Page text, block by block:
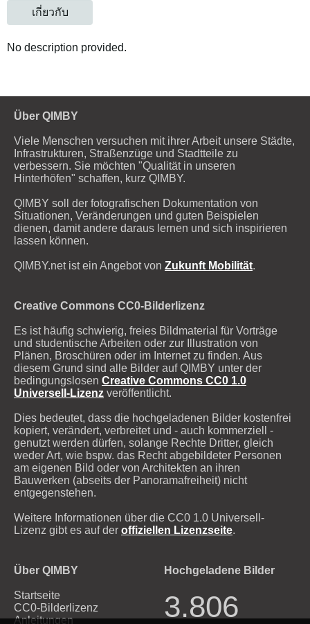
เกี่ยวกับ
No description provided.
Über QIMBY
Viele Menschen versuchen mit ihrer Arbeit unsere Städte,
Infrastrukturen, Straßenzüge und Stadtteile zu
verbessern. Sie möchten "Qualität in unseren
Hinterhöfen" schaffen, kurz QIMBY.
QIMBY soll der fotografischen Dokumentation von
Situationen, Veränderungen und guten Beispielen
dienen, damit andere daraus lernen und sich inspirieren
lassen können.
QIMBY.net ist ein Angebot von Zukunft Mobilität.
Creative Commons CC0-Bilderlizenz
Es ist häufig schwierig, freies Bildmaterial für Vorträge
und studentische Arbeiten oder zur Illustration von
Plänen, Broschüren oder im Internet zu finden. Aus
diesem Grund sind alle Bilder auf QIMBY unter der
bedingungslosen Creative Commons CC0 1.0
Universell-Lizenz veröffentlicht.
Dies bedeutet, dass die hochgeladenen Bilder kostenfrei
kopiert, verändert, verbreitet und - auch kommerziell -
genutzt werden dürfen, solange Rechte Dritter, gleich
weder Art, wie bspw. das Recht abgebildeter Personen
am eigenen Bild oder von Architekten an ihren
Bauwerken (abseits der Panoramafreiheit) nicht
entgegenstehen.
Weitere Informationen über die CC0 1.0 Universell-
Lizenz gibt es auf der offiziellen Lizenzseite.
Über QIMBY
Startseite
CC0-Bilderlizenz
Anleitungen
Hochgeladene Bilder
3.806